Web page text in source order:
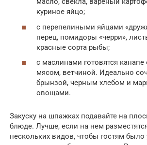
куриное яйцо;
с перепелиными яйцами
перец, помидоры «черри»,
красные сорта рыбы;
с маслинами готовятся канапе
мясом, ветчиной. Идеально
брынзой, черным хлебом и
овощами.
Закуску на шпажках подавайте на
блюде. Лучше, если на нем
нескольких видов, чтобы гостям